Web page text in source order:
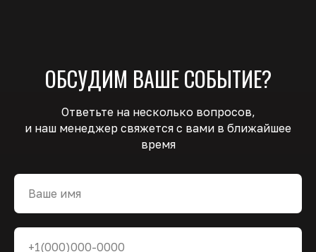
ОБСУДИМ ВАШЕ СОБЫТИЕ?
Ответьте на несколько вопросов,
и наш менеджер свяжется с вами в ближайшее
время